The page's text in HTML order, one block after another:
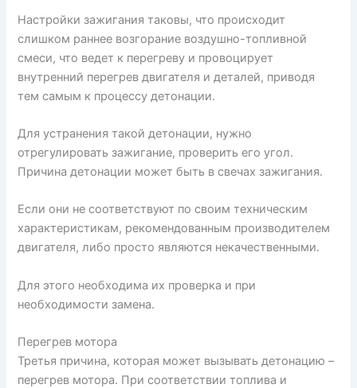
Настройки зажигания таковы, что происходит
слишком раннее возгорание воздушно-топливной
смеси, что ведет к перегреву и провоцирует
внутренний перегрев двигателя и деталей, приводя
тем самым к процессу детонации.
Для устранения такой детонации, нужно
отрегулировать зажигание, проверить его угол.
Причина детонации может быть в свечах зажигания.
Если они не соответствуют по своим техническим
характеристикам, рекомендованным производителем
двигателя, либо просто являются некачественными.
Для этого необходима их проверка и при
необходимости замена.
Перегрев мотора
Третья причина, которая может вызывать детонацию –
перегрев мотора. При соответствии топлива и